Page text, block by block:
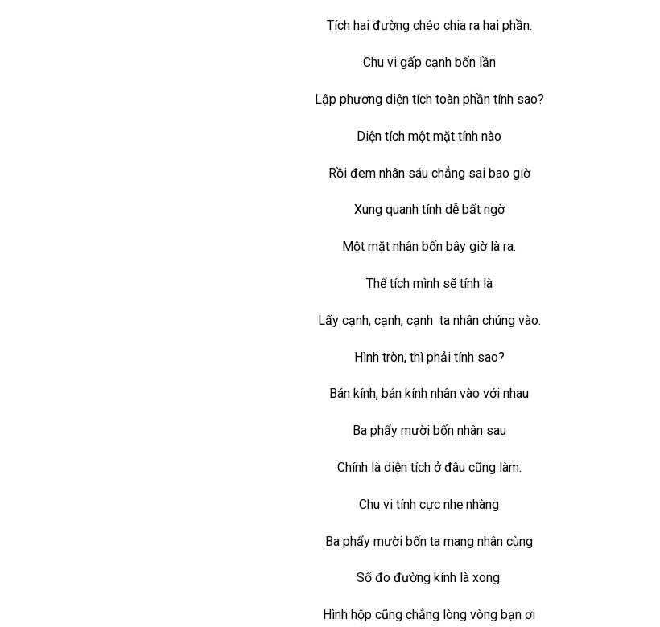
Tích hai đường chéo chia ra hai phần.
Chu vi gấp cạnh bốn lần
Lập phương diện tích toàn phần tính sao?
Diện tích một mặt tính nào
Rồi đem nhân sáu chẳng sai bao giờ
Xung quanh tính dễ bất ngờ
Một mặt nhân bốn bây giờ là ra.
Thể tích mình sẽ tính là
Lấy cạnh, cạnh, cạnh ta nhân chúng vào.
Hình tròn, thì phải tính sao?
Bán kính, bán kính nhân vào với nhau
Ba phẩy mười bốn nhân sau
Chính là diện tích ở đâu cũng làm.
Chu vi tính cực nhẹ nhàng
Ba phẩy mười bốn ta mang nhân cùng
Số đo đường kính là xong.
Hình hộp cũng chẳng lòng vòng bạn ơi